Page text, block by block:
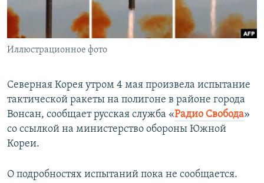
ПОБЕДИТЕЛЕЙ НЕ СУДЯТ?
КРЫМ.НЕПОКОРЕННЫЙ
ELIFBE
ПРИСОЕДИНЯЙТЕСЬ!
Все сайты RFE/RL
Иллюстрационное фото
Северная Корея утром 4 мая произвела испытание
тактической ракеты на полигоне в районе города
Вонсан, сообщает русская служба «Радио Свобода»
со ссылкой на министерство обороны Южной
Кореи.
О подробностях испытаний пока не сообщается.